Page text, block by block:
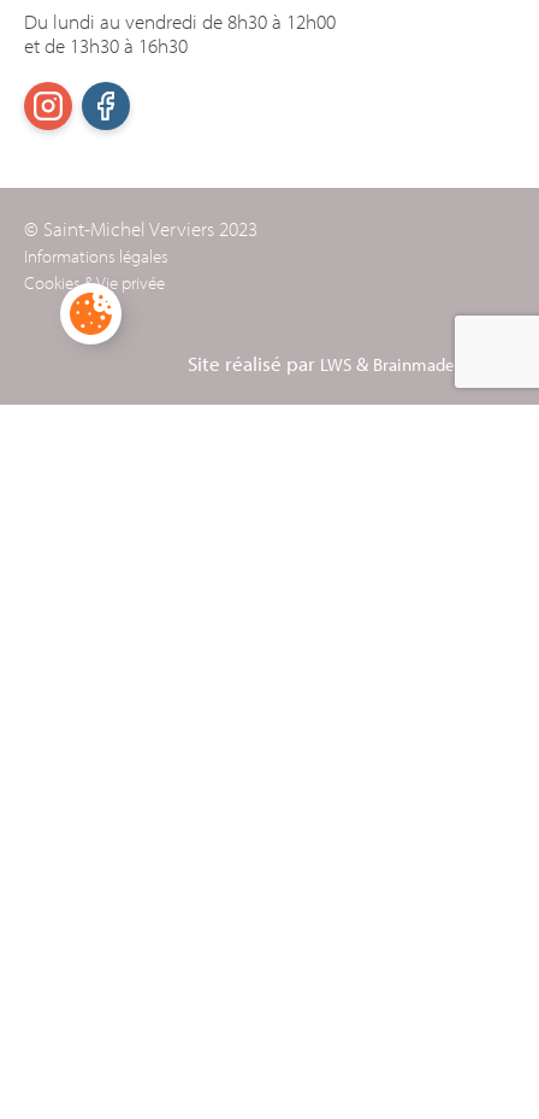
Du lundi au vendredi de 8h30 à 12h00
et de 13h30 à 16h30
© Saint-Michel Verviers 2023
Informations légales
Cookies & Vie privée
Site réalisé par LWS & Brainmade Agency